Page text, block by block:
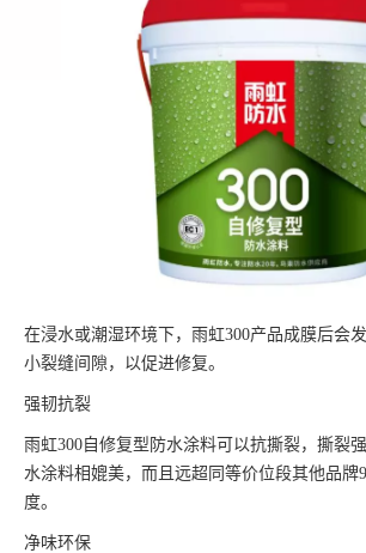
在浸水或潮湿环境下，雨虹300产品成膜后会
小裂缝间隙，以促进修复。
强韧抗裂
雨虹300自修复型防水涂料可以抗撕裂，撕裂
水涂料相媲美，而且远超同等价位段其他品牌
度。
净味环保